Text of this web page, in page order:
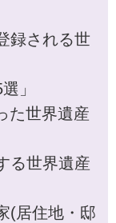
録される世
」
た世界遺産
る世界遺産
(居住地・邸